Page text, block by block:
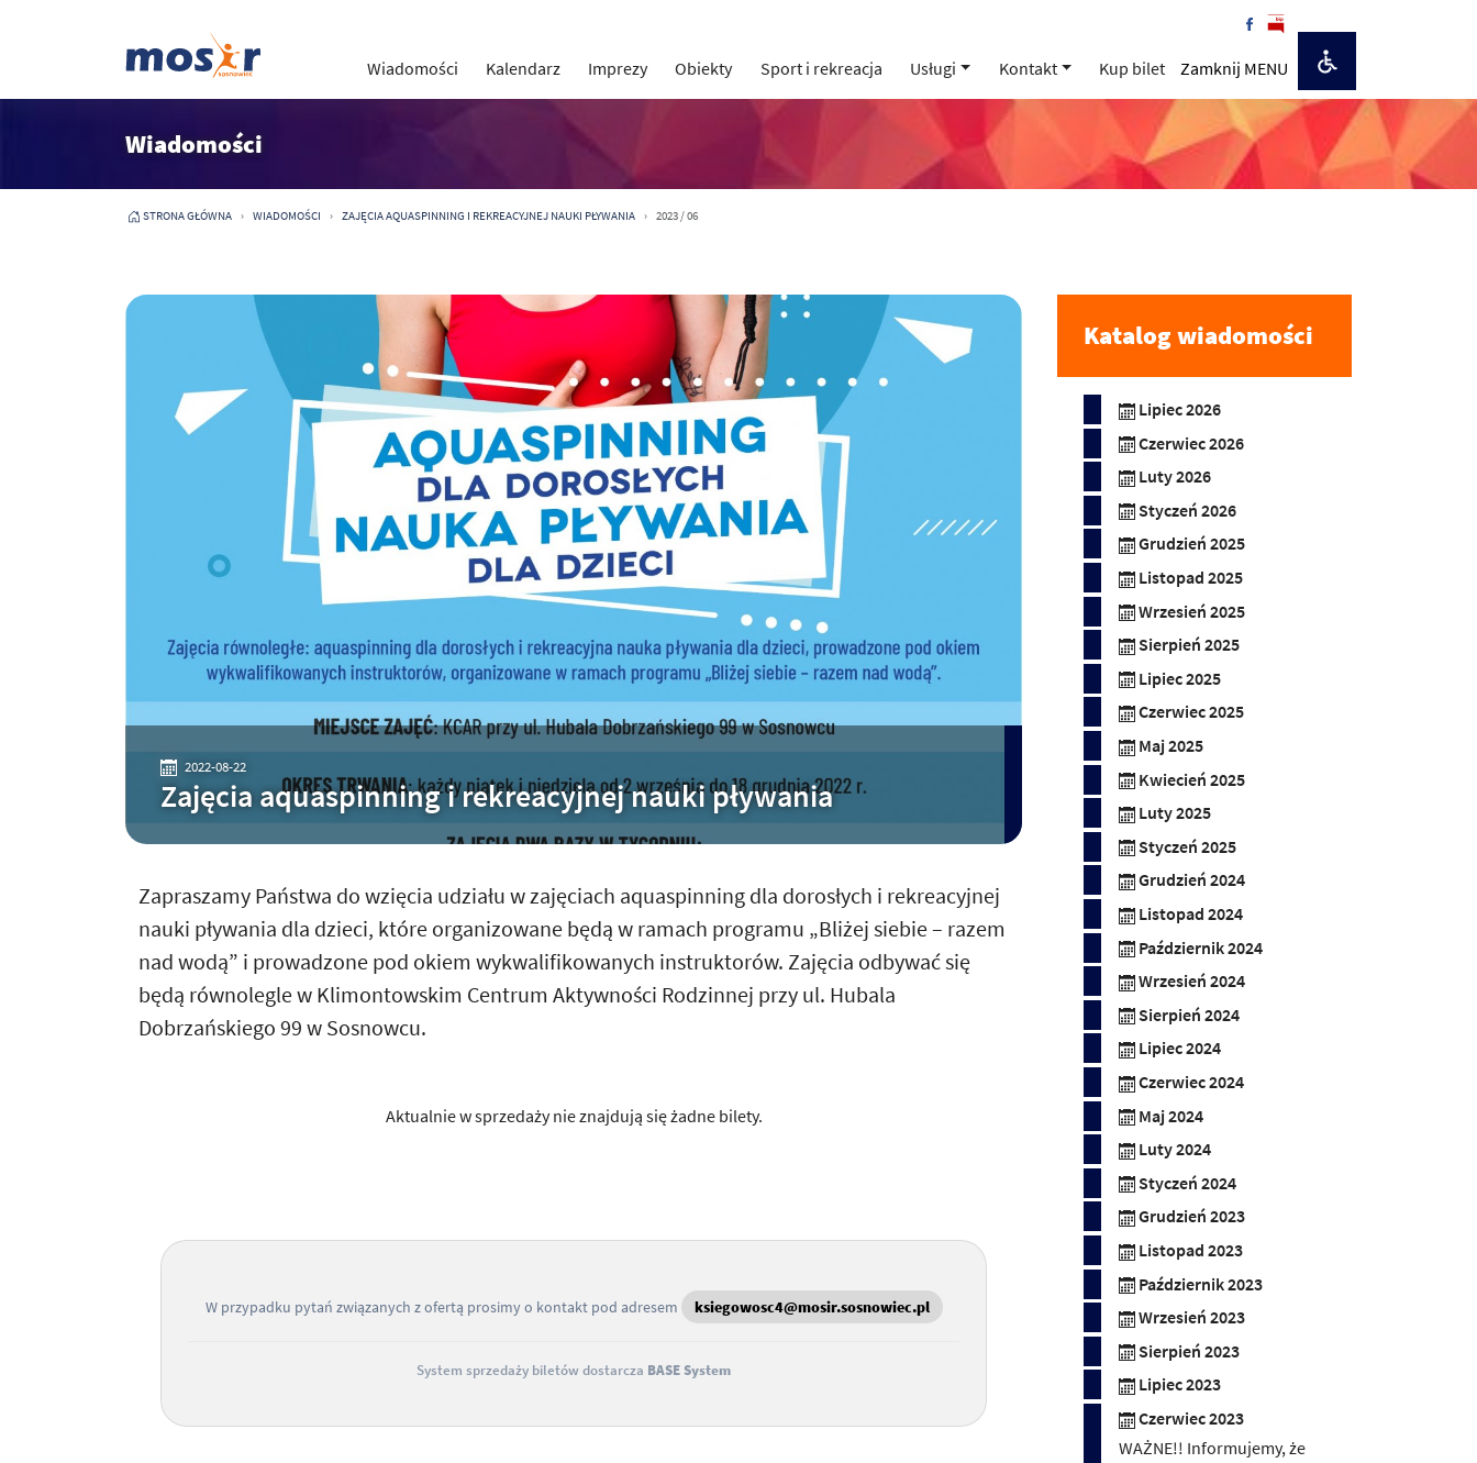
Wiadomości Kalendarz Imprezy Obiekty Sport i rekreacja Usługi Kontakt Kup bilet Zamknij MENU
Wiadomości
STRONA GŁÓWNA WIADOMOŚCI ZAJĘCIA AQUASPINNING I REKREACYJNEJ NAUKI PŁYWANIA 2023 / 06
2022-08-22
Zajęcia aquaspinning i rekreacyjnej nauki pływania
Zapraszamy Państwa do wzięcia udziału w zajęciach aquaspinning dla dorosłych i rekreacyjnej
nauki pływania dla dzieci, które organizowane będą w ramach programu „Bliżej siebie – razem
nad wodą” i prowadzone pod okiem wykwalifikowanych instruktorów. Zajęcia odbywać się
będą równolegle w Klimontowskim Centrum Aktywności Rodzinnej przy ul. Hubala
Dobrzańskiego 99 w Sosnowcu.
Aktualnie w sprzedaży nie znajdują się żadne bilety.
W przypadku pytań związanych z ofertą prosimy o kontakt pod adresem ksiegowosc4@mosir.sosnowiec.pl
System sprzedaży biletów dostarcza BASE System
Katalog wiadomości
Lipiec 2026
Czerwiec 2026
Luty 2026
Styczeń 2026
Grudzień 2025
Listopad 2025
Wrzesień 2025
Sierpień 2025
Lipiec 2025
Czerwiec 2025
Maj 2025
Kwiecień 2025
Luty 2025
Styczeń 2025
Grudzień 2024
Listopad 2024
Październik 2024
Wrzesień 2024
Sierpień 2024
Lipiec 2024
Czerwiec 2024
Maj 2024
Luty 2024
Styczeń 2024
Grudzień 2023
Listopad 2023
Październik 2023
Wrzesień 2023
Sierpień 2023
Lipiec 2023
Czerwiec 2023
WAŻNE!! Informujemy, że